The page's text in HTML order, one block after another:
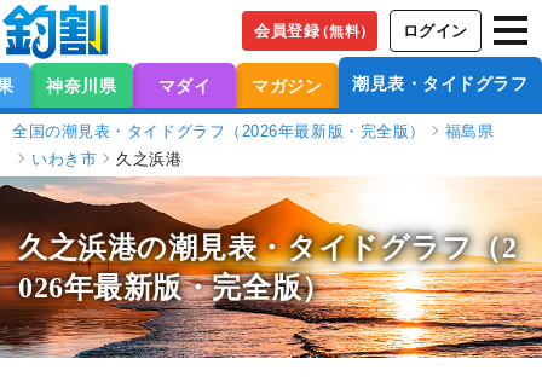
会員登録（無料） ログイン
神奈川県 マダイ マガジン 潮見表・タイドグラフ
全国の潮見表・タイドグラフ（2026年最新版・完全版）
福島県
いわき市
久之浜港
久之浜港の潮見表・タイドグラフ（2
026年最新版・完全版）